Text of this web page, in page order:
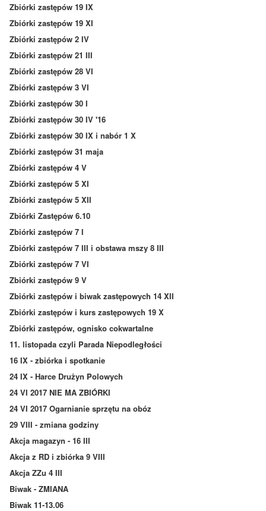
Zbiórki zastępów 19 IX
Zbiórki zastępów 19 XI
Zbiórki zastępów 2 IV
Zbiórki zastępów 21 III
Zbiórki zastępów 28 VI
Zbiórki zastępów 3 VI
Zbiórki zastępów 30 I
Zbiórki zastępów 30 IV '16
Zbiórki zastępów 30 IX i nabór 1 X
Zbiórki zastępów 31 maja
Zbiórki zastępów 4 V
Zbiórki zastępów 5 XI
Zbiórki zastępów 5 XII
Zbiórki Zastępów 6.10
Zbiórki zastępów 7 I
Zbiórki zastępów 7 III i obstawa mszy 8 III
Zbiórki zastępów 7 VI
Zbiórki zastępów 9 V
Zbiórki zastępów i biwak zastępowych 14 XII
Zbiórki zastępów i kurs zastępowych 19 X
Zbiórki zastępów, ognisko cokwartalne
11. listopada czyli Parada Niepodległości
16 IX - zbiórka i spotkanie
24 IX - Harce Drużyn Polowych
24 VI 2017 NIE MA ZBIÓRKI
24 VI 2017 Ogarnianie sprzętu na obóz
29 VIII - zmiana godziny
Akcja magazyn - 16 III
Akcja z RD i zbiórka 9 VIII
Akcja ZZu 4 III
Biwak - ZMIANA
Biwak 11-13.06